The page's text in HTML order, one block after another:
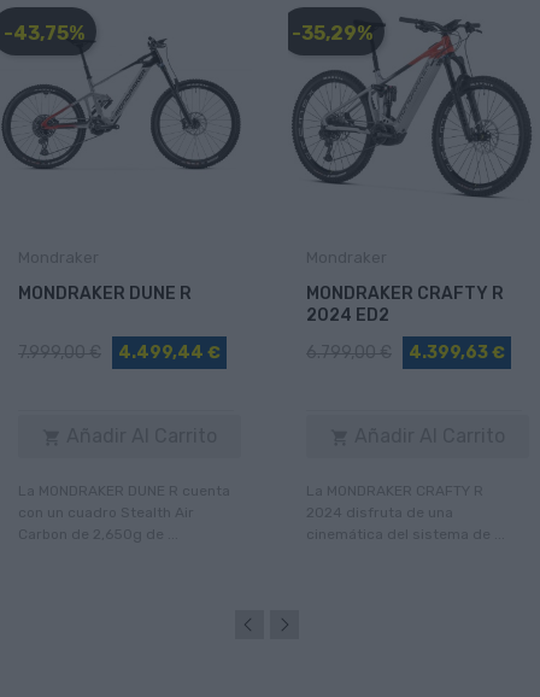
-43,75%
MONDRAKER DUNE R
4.499,44 €
-35,29%
MONDRAKER CRAFTY R
2024 ED2
4.399,63 €